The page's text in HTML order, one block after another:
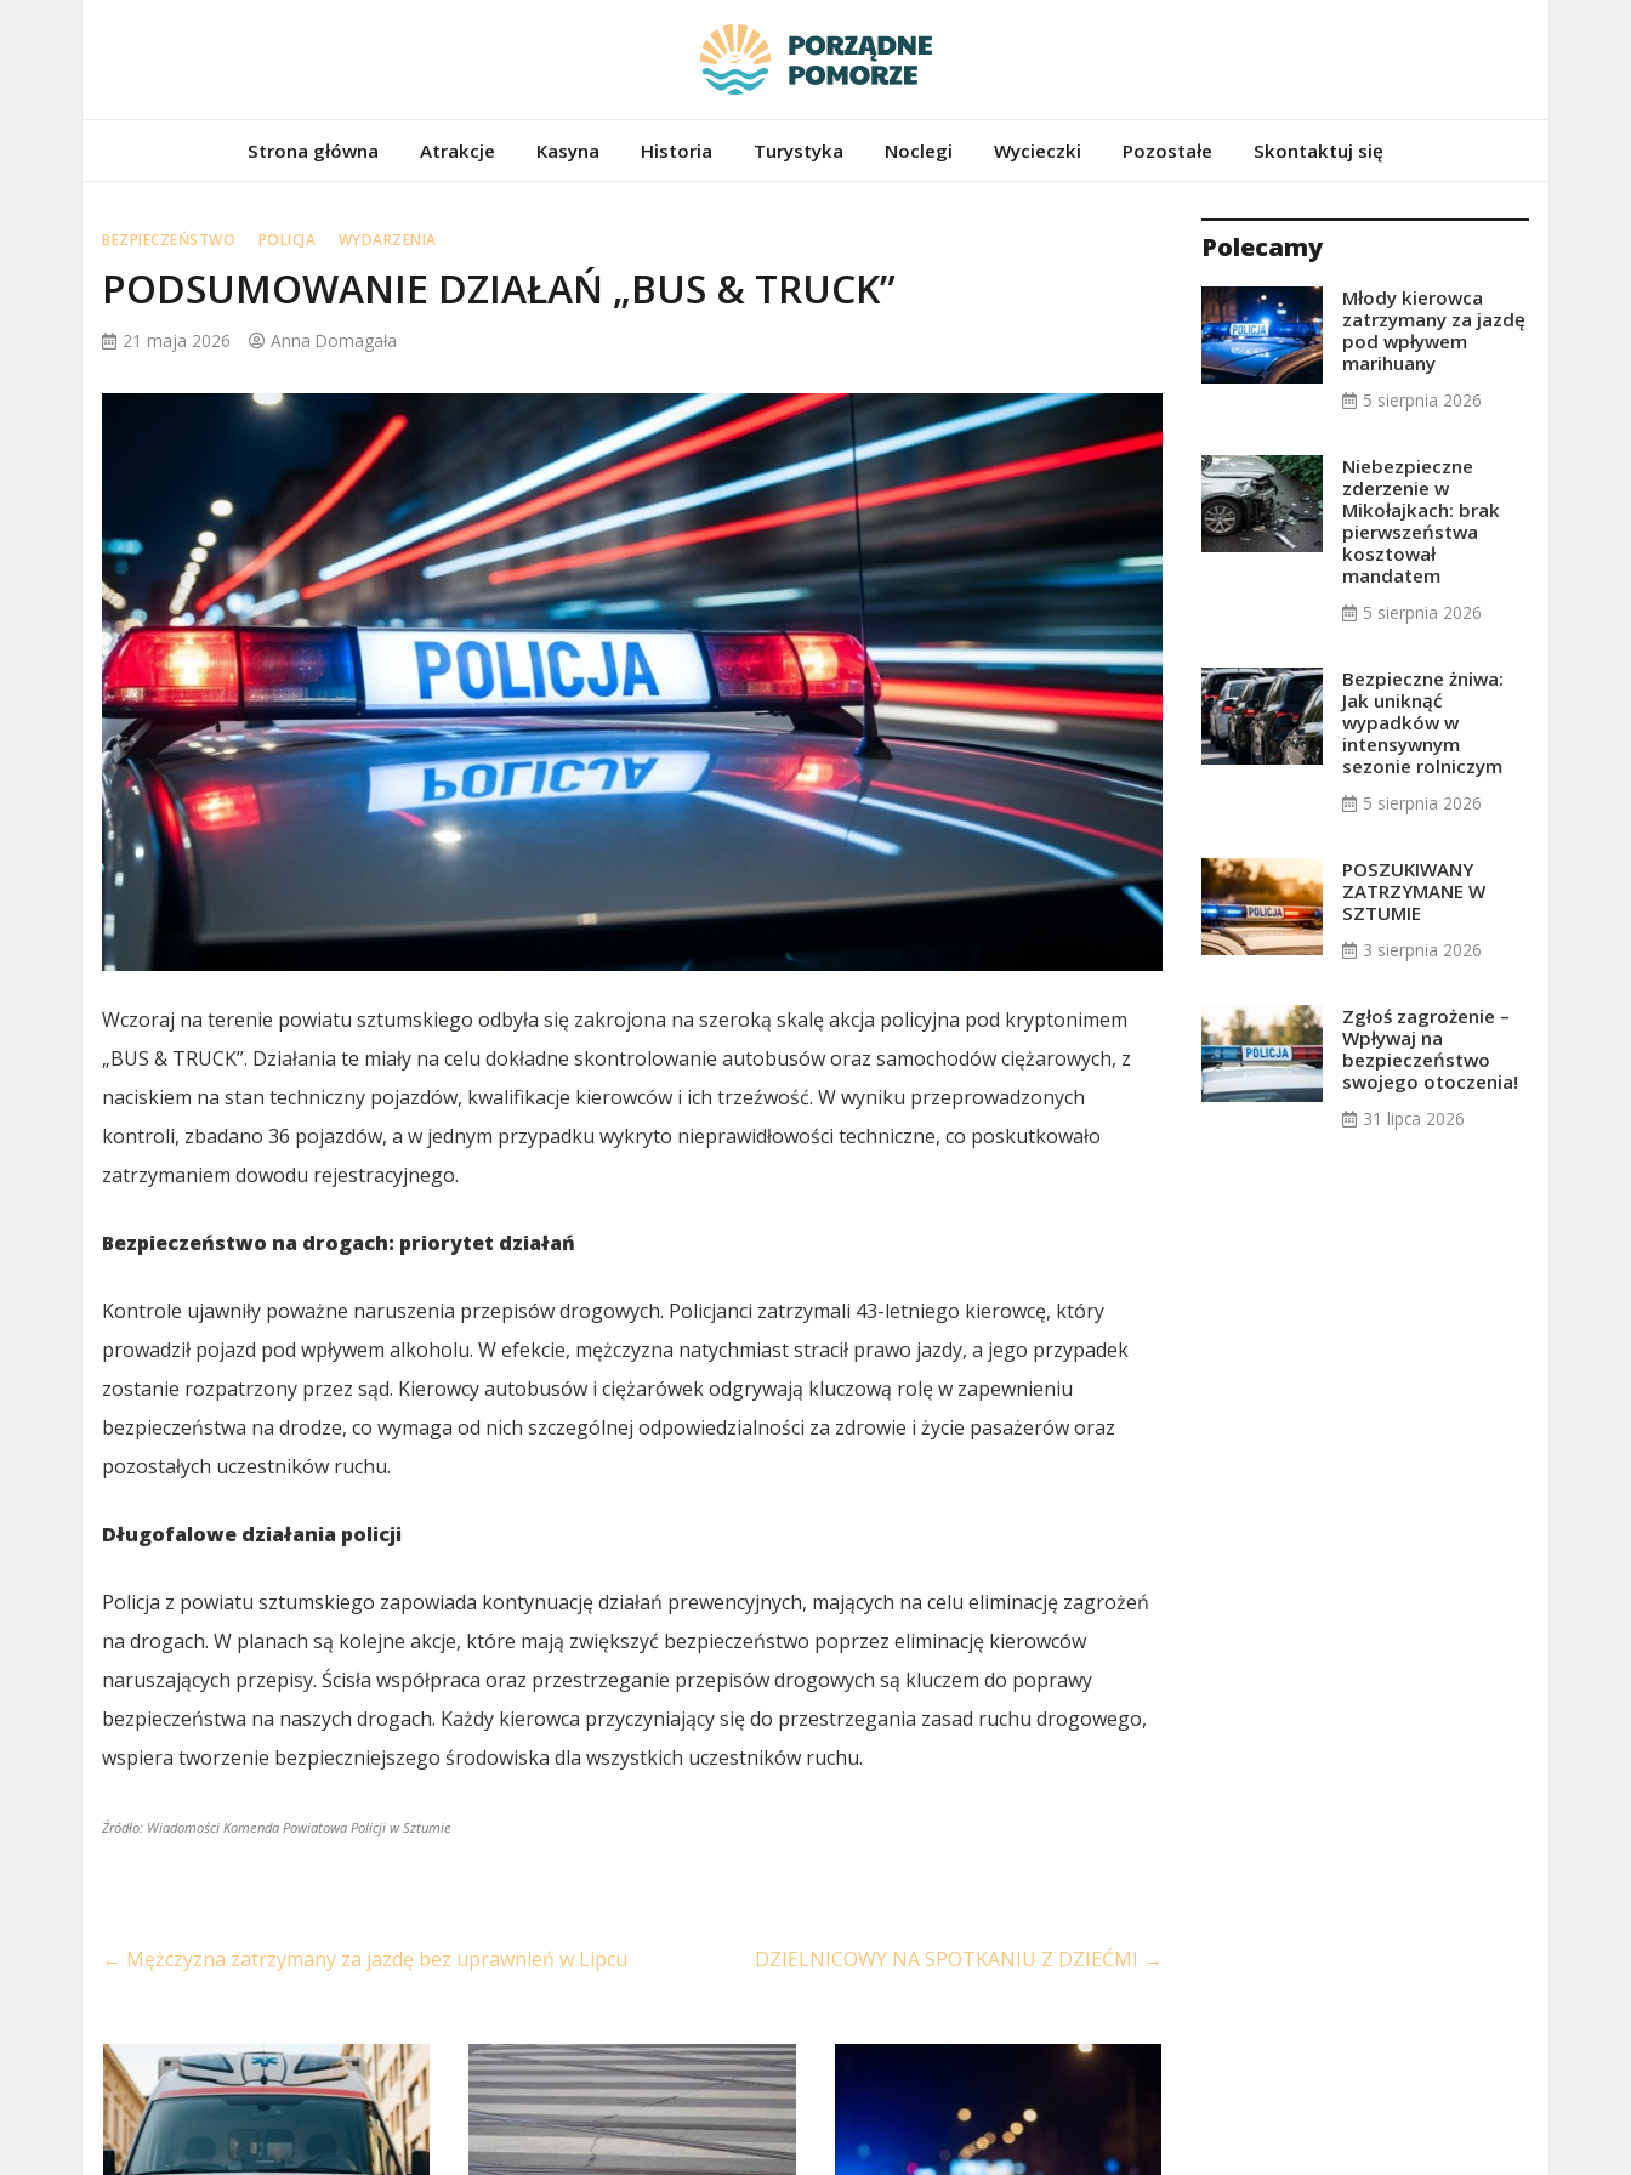
porzadnepomorze.pl
Strona główna Atrakcje Kasyna Historia Turystyka Noclegi Wycieczki Pozostałe Skontaktuj się
BEZPIECZEŃSTWO POLICJA WYDARZENIA
PODSUMOWANIE DZIAŁAŃ „BUS & TRUCK”
21 maja 2026 Anna Domagała
Wczoraj na terenie powiatu sztumskiego odbyła się zakrojona na szeroką skalę akcja policyjna pod kryptonimem
„BUS & TRUCK”. Działania te miały na celu dokładne skontrolowanie autobusów oraz samochodów ciężarowych, z
naciskiem na stan techniczny pojazdów, kwalifikacje kierowców i ich trzeźwość. W wyniku przeprowadzonych
kontroli, zbadano 36 pojazdów, a w jednym przypadku wykryto nieprawidłowości techniczne, co poskutkowało
zatrzymaniem dowodu rejestracyjnego.
Bezpieczeństwo na drogach: priorytet działań
Kontrole ujawniły poważne naruszenia przepisów drogowych. Policjanci zatrzymali 43-letniego kierowcę, który
prowadził pojazd pod wpływem alkoholu. W efekcie, mężczyzna natychmiast stracił prawo jazdy, a jego przypadek
zostanie rozpatrzony przez sąd. Kierowcy autobusów i ciężarówek odgrywają kluczową rolę w zapewnieniu
bezpieczeństwa na drodze, co wymaga od nich szczególnej odpowiedzialności za zdrowie i życie pasażerów oraz
pozostałych uczestników ruchu.
Długofalowe działania policji
Policja z powiatu sztumskiego zapowiada kontynuację działań prewencyjnych, mających na celu eliminację zagrożeń
na drogach. W planach są kolejne akcje, które mają zwiększyć bezpieczeństwo poprzez eliminację kierowców
naruszających przepisy. Ścisła współpraca oraz przestrzeganie przepisów drogowych są kluczem do poprawy
bezpieczeństwa na naszych drogach. Każdy kierowca przyczyniający się do przestrzegania zasad ruchu drogowego,
wspiera tworzenie bezpieczniejszego środowiska dla wszystkich uczestników ruchu.
Źródło: Wiadomości Komenda Powiatowa Policji w Sztumie
← Mężczyzna zatrzymany za jazdę bez uprawnień w Lipcu DZIELNICOWY NA SPOTKANIU Z DZIEĆMI →
Polecamy
Młody kierowca
zatrzymany za jazdę
pod wpływem
marihuany
5 sierpnia 2026
Niebezpieczne
zderzenie w
Mikołajkach: brak
pierwszeństwa
kosztował
mandatem
5 sierpnia 2026
Bezpieczne żniwa:
Jak uniknąć
wypadków w
intensywnym
sezonie rolniczym
5 sierpnia 2026
POSZUKIWANY
ZATRZYMANE W
SZTUMIE
3 sierpnia 2026
Zgłoś zagrożenie –
Wpływaj na
bezpieczeństwo
swojego otoczenia!
31 lipca 2026